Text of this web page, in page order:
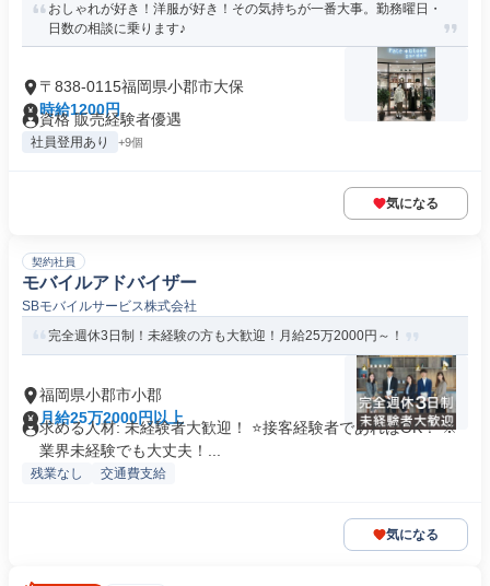
おしゃれが好き！洋服が好き！その気持ちが一番大事。勤務曜日・
日数の相談に乗ります♪
〒838-0115福岡県小郡市大保
時給1200円
資格 販売経験者優遇
社員登用あり +9個
気になる
契約社員
モバイルアドバイザー
SBモバイルサービス株式会社
完全週休3日制！未経験の方も大歓迎！月給25万2000円～！
福岡県小郡市小郡
月給25万2000円以上
求める人材: 未経験者大歓迎！ ⭐接客経験者であればOK！ ※
業界未経験でも大丈夫！...
残業なし 交通費支給
気になる